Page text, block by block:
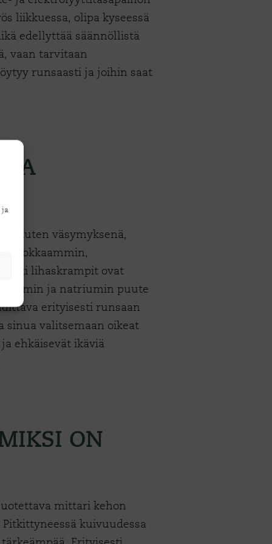
ja
liikkuessa, olipa kyseessä
edellyttää säännöllistä
vaan tarvitaan
runsaasti ja joihin saat
JA
kuten väsymyksenä,
tehokkaammin,
lihaskrampit ovat
ja natriumin puute
erityisesti runsaan
sinua valitsemaan oikeat
ehkäisevät ikäviä
ON
mittari kehon
kuivuudessa